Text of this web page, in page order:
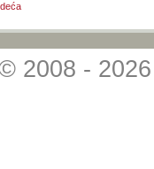
2008 -